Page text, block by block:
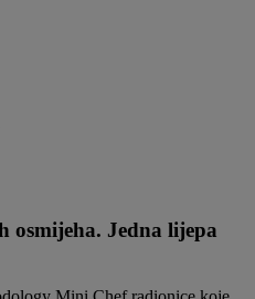
osmijeha. Jedna lijepa